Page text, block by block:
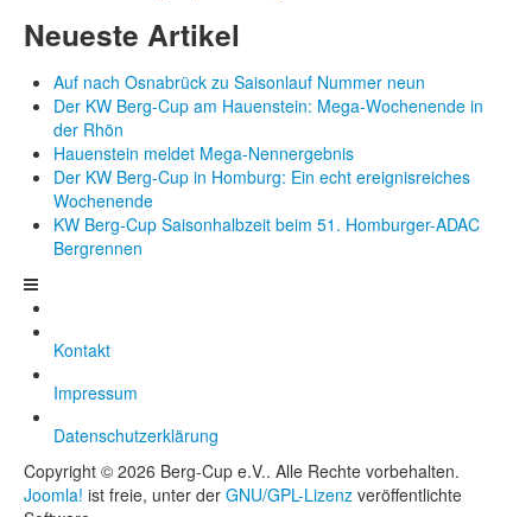
Neueste Artikel
Auf nach Osnabrück zu Saisonlauf Nummer neun
Der KW Berg-Cup am Hauenstein: Mega-Wochenende in
der Rhön
Hauenstein meldet Mega-Nennergebnis
Der KW Berg-Cup in Homburg: Ein echt ereignisreiches
Wochenende
KW Berg-Cup Saisonhalbzeit beim 51. Homburger-ADAC
Bergrennen
Kontakt
Impressum
Datenschutzerklärung
Copyright © 2026 Berg-Cup e.V.. Alle Rechte vorbehalten.
Joomla! ist freie, unter der GNU/GPL-Lizenz veröffentlichte